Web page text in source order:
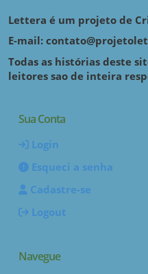
Lettera é um projeto de
E-mail:
Todas as histórias deste
leitores sao de inteira
Sua Conta
Login
Esqueci a senha
Cadastre-se
Logout
Navegue